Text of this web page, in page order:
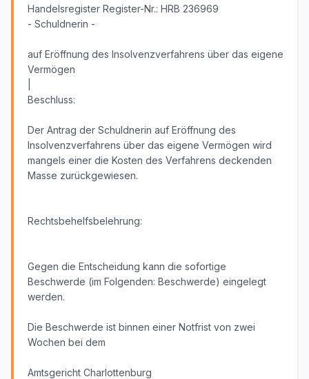
Handelsregister Register-Nr.: HRB 236969
- Schuldnerin -
auf Eröffnung des Insolvenzverfahrens über das eigene
Vermögen
Beschluss:
Der Antrag der Schuldnerin auf Eröffnung des
Insolvenzverfahrens über das eigene Vermögen wird
mangels einer die Kosten des Verfahrens deckenden
Masse zurückgewiesen.
Rechtsbehelfsbelehrung:
Gegen die Entscheidung kann die sofortige
Beschwerde (im Folgenden: Beschwerde) eingelegt
werden.
Die Beschwerde ist binnen einer Notfrist von zwei
Wochen bei dem
Amtsgericht Charlottenburg